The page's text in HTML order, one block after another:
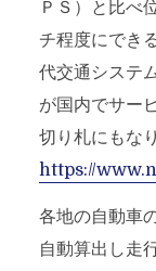
ＰＳ）と比べ
チ程度にでき
代交通システ
が国内でサー
切り札にもな
https://
各地の自動車
自動算出し走